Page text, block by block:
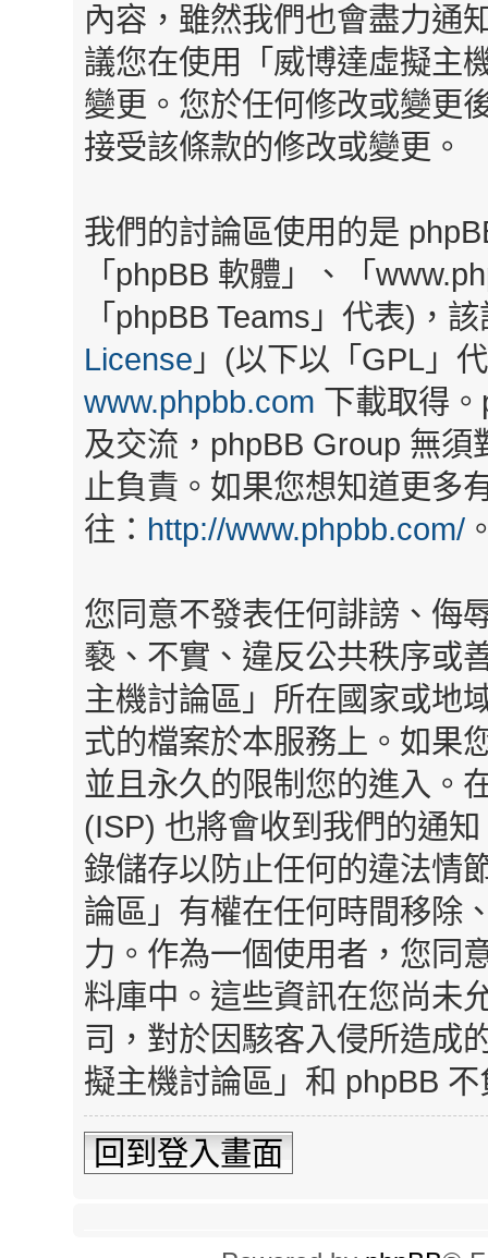
內容，雖然我們也會盡力通
議您在使用「威博達虛擬主
變更。您於任何修改或變更
接受該條款的修改或變更。
我們的討論區使用的是
「phpBB 軟體」、「
「phpBB Teams」代表)，
License 」(以下以「GPL」
www.phpbb.com 下載取得
及交流，phpBB Group 無
止負責。如果您想知道更多
往： http://www.phpbb.com/
您同意不發表任何誹謗、侮
褻、不實、違反公共秩序或
主機討論區」所在國家或地
式的檔案於本服務上。如果
並且永久的限制您的進入。
(ISP) 也將會收到我們的通
錄儲存以防止任何的違法情
論區」有權在任何時間移除
力。作為一個使用者，您同
料庫中。這些資訊在您尚未
司，對於因駭客入侵所造成
擬主機討論區」和 phpBB
回到登入畫面